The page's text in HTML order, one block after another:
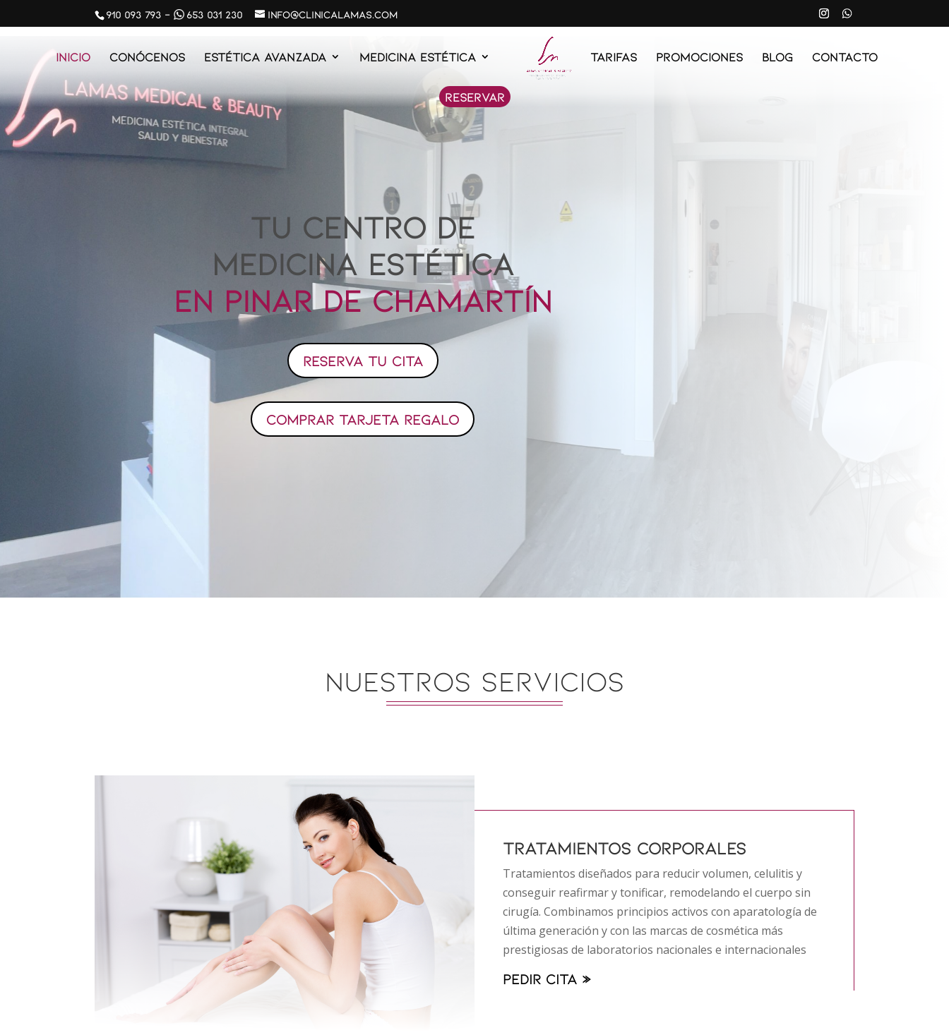
910 093 793 - 653 031 230 info@clinicalamas.com
Inicio Conócenos ESTÉTICA AVANZADA MEDICINA ESTÉTICA Tarifas Promociones Blog Contacto
Reservar
TU CENTRO DE
MEDICINA ESTÉTICA
EN PINAR DE CHAMARTÍN
RESERVA TU CITA
COMPRAR TARJETA REGALO
NUESTROS SERVICIOS
TRATAMIENTOS CORPORALES
Tratamientos diseñados para reducir volumen, celulitis y
conseguir reafirmar y tonificar, remodelando el cuerpo sin
cirugía. Combinamos principios activos con aparatología de
última generación y con las marcas de cosmética más
prestigiosas de laboratorios nacionales e internacionales
Pedir cita »